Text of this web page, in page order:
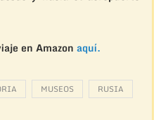
en Amazon aquí.
MUSEOS
RUSIA